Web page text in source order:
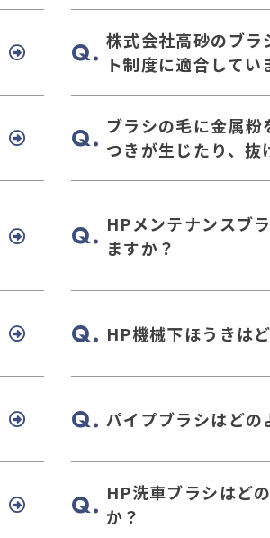
株式会社高砂のブラ
ト制度に適合してい
ブラシの毛に金属粉
つきが生じたり、抜
HPメンテナンスブ
ますか？
HP機械下ほうきは
パイプブラシはどの
HP洗車ブラシはど
か？